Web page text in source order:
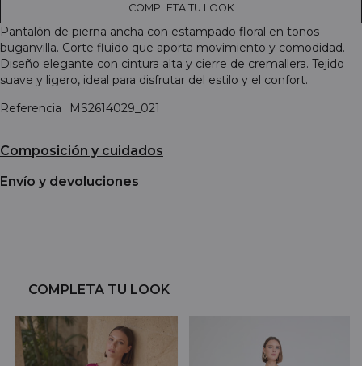
COMPLETA TU LOOK
Pantalón de pierna ancha con estampado floral en tonos
buganvilla. Corte fluido que aporta movimiento y comodidad.
Diseño elegante con cintura alta y cierre de cremallera. Tejido
suave y ligero, ideal para disfrutar del estilo y el confort.
Referencia
MS2614029_021
Composición y cuidados
Envío y devoluciones
COMPLETA TU LOOK